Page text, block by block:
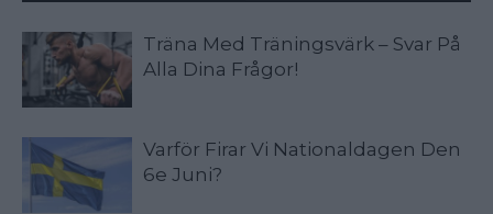
Träna Med Träningsvärk – Svar På
Alla Dina Frågor!
Varför Firar Vi Nationaldagen Den
6e Juni?